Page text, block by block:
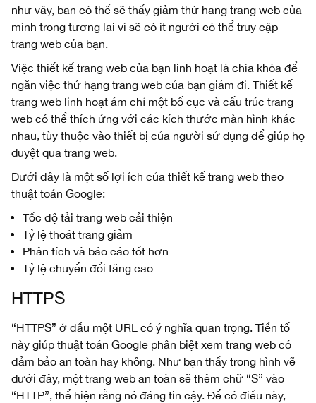
như vậy, bạn có thể sẽ thấy giảm thứ hạng trang web của
mình trong tương lai vì sẽ có ít người có thể truy cập
trang web của bạn.
Việc thiết kế trang web của bạn linh hoạt là chìa khóa để
ngăn việc thứ hạng trang web của bạn giảm đi. Thiết kế
trang web linh hoạt ám chỉ một bố cục và cấu trúc trang
web có thể thích ứng với các kích thước màn hình khác
nhau, tùy thuộc vào thiết bị của người sử dụng để giúp họ
duyệt qua trang web.
Dưới đây là một số lợi ích của thiết kế trang web theo
thuật toán Google:
Tốc độ tải trang web cải thiện
Tỷ lệ thoát trang giảm
Phân tích và báo cáo tốt hơn
Tỷ lệ chuyển đổi tăng cao
HTTPS
“HTTPS” ở đầu một URL có ý nghĩa quan trọng. Tiền tố
này giúp thuật toán Google phân biệt xem trang web có
đảm bảo an toàn hay không. Như bạn thấy trong hình vẽ
dưới đây, một trang web an toàn sẽ thêm chữ “S” vào
“HTTP”, thể hiện rằng nó đáng tin cậy. Để có điều này,